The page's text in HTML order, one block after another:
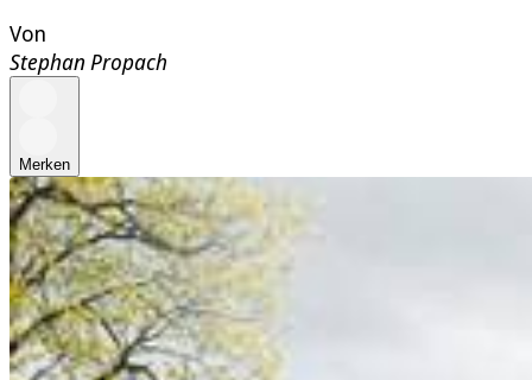
Von
Stephan Propach
Merken